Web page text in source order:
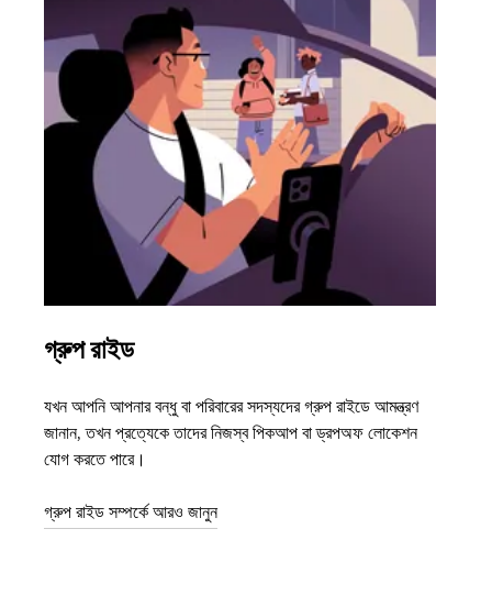
গ্রুপ রাইড
যখন আপনি আপনার বন্ধু বা পরিবারের সদস্যদের গ্রুপ রাইডে আমন্ত্রণ
জানান, তখন প্রত্যেকে তাদের নিজস্ব পিকআপ বা ড্রপঅফ লোকেশন
যোগ করতে পারে।
গ্রুপ রাইড সম্পর্কে আরও জানুন